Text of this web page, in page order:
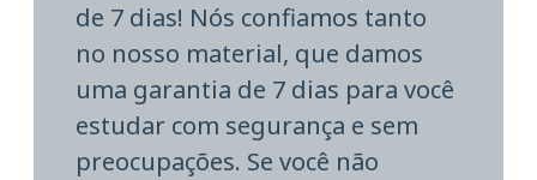
de 7 dias! Nós confiamos tanto
no nosso material, que damos
uma garantia de 7 dias para você
estudar com segurança e sem
preocupações. Se você não